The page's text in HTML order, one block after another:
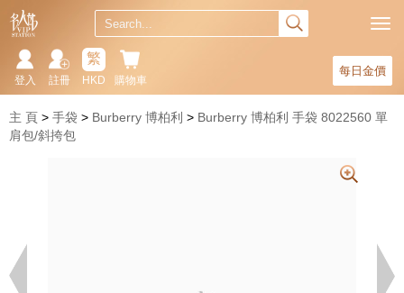
每日金價
購物車
繁
HKD
註冊
登入
主 頁 手袋 Burberry 博柏利
Burberry 博柏利 手袋 8022560 單
肩包/斜挎包